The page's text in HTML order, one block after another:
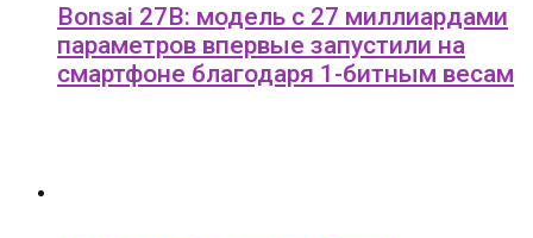
Bonsai 27B: модель с 27 миллиардами
параметров впервые запустили на
смартфоне благодаря 1-битным весам